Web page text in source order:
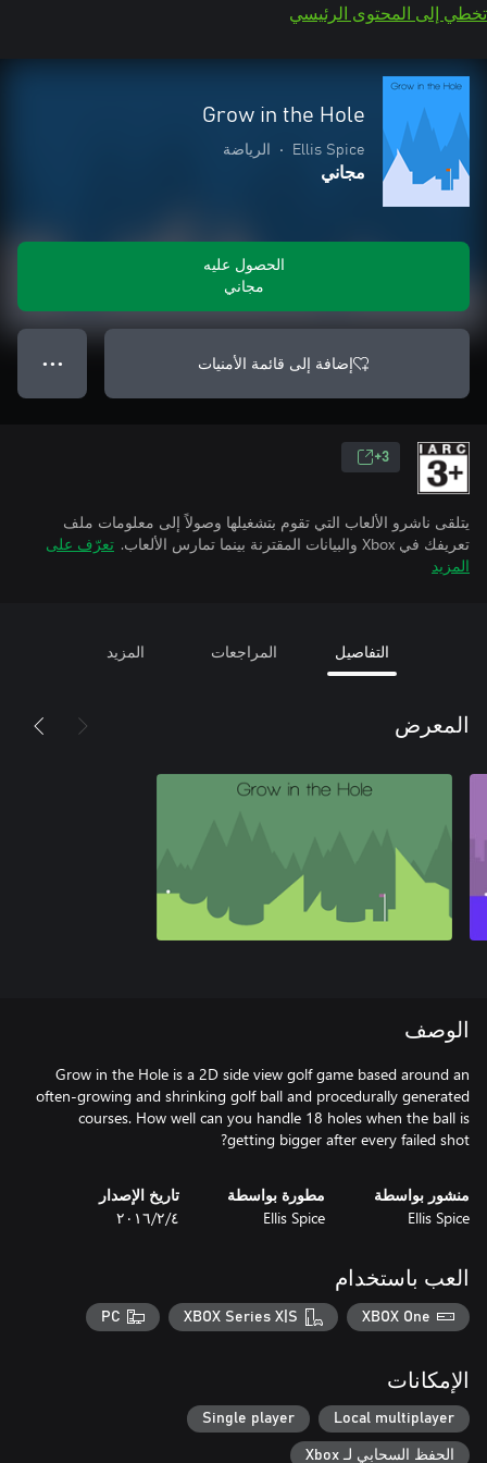
تخطي إلى المحتوى الرئيسي
Grow in the Hole
Ellis Spice
• الرياضة
مجاني
الحصول عليه
مجاني
إضافة إلى قائمة الأمنيات ● ● ●
3+
يتلقى ناشرو الألعاب التي تقوم بتشغيلها وصولاً إلى معلومات ملف
تعريفك في Xbox والبيانات المقترنة بينما تمارس الألعاب.
تعرّف على
المزيد
التفاصيل المراجعات المزيد
المعرض
الوصف
Grow in the Hole is a 2D side view golf game based around an
often-growing and shrinking golf ball and procedurally generated
courses. How well can you handle 18 holes when the ball is
getting bigger after every failed shot?
منشور بواسطة
Ellis Spice
مطورة بواسطة
Ellis Spice
تاريخ الإصدار
٤‏/٢‏/٢٠١٦
العب باستخدام
XBOX One
XBOX Series X|S
PC
الإمكانات
Local multiplayer
Single player
الحفظ السحابي لـ Xbox